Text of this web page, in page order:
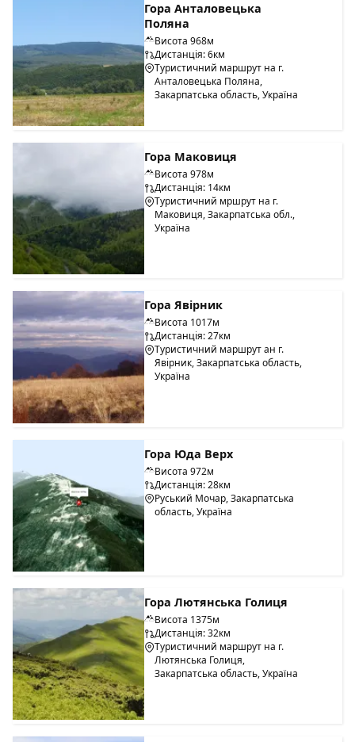
Гора Анталовецька
Поляна
Висота 968м
Дистанція: 6км
Туристичний маршрут на г.
Анталовецька Поляна,
Закарпатська область, Україна
Гора Маковиця
Висота 978м
Дистанція: 14км
Туристичний мршрут на г.
Маковиця, Закарпатська обл.,
Україна
Гора Явірник
Висота 1017м
Дистанція: 27км
Туристичний маршрут ан г.
Явірник, Закарпатська область,
Україна
Гора Юда Верх
Висота 972м
Дистанція: 28км
Руський Мочар, Закарпатська
область, Україна
Гора Лютянська Голиця
Висота 1375м
Дистанція: 32км
Туристичний маршрут на г.
Лютянська Голиця,
Закарпатська область, Україна